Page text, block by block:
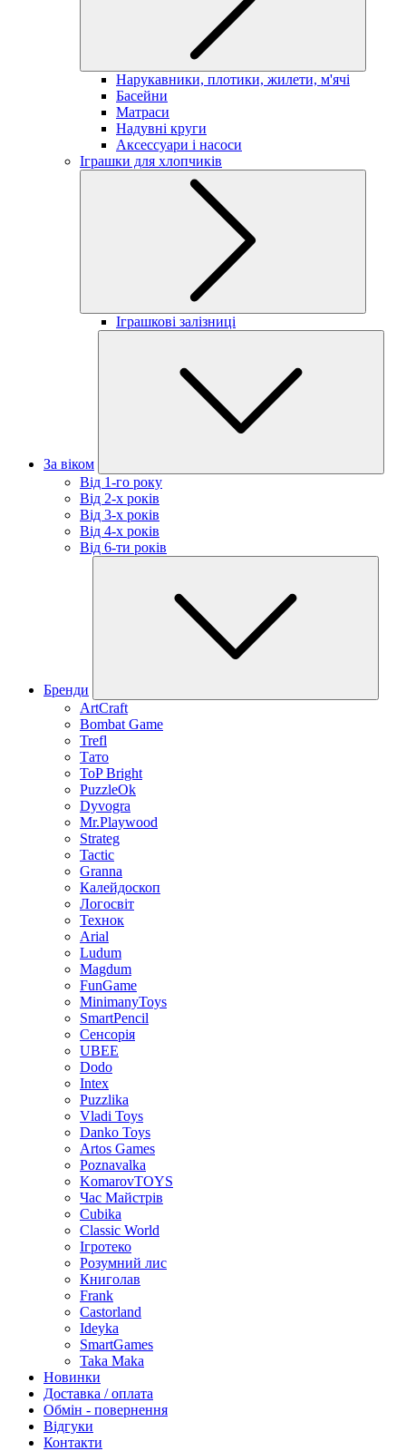
Нарукавники, плотики, жилети, м'ячі
Басейни
Матраси
Надувні круги
Аксессуари і насоси
Іграшки для хлопчиків
Іграшкові залізниці
За віком
Від 1-го року
Від 2-х років
Від 3-х років
Від 4-х років
Від 6-ти років
Бренди
ArtCraft
Bombat Game
Trefl
Тато
ToP Bright
PuzzleOk
Dyvogra
Mr.Playwood
Strateg
Tactic
Granna
Калейдоскоп
Логосвіт
Технок
Arial
Ludum
Magdum
FunGame
MinimanyToys
SmartPencil
Сенсорія
UBEE
Dodo
Intex
Puzzlika
Vladi Toys
Danko Toys
Artos Games
Poznavalka
KomarovTOYS
Час Майстрів
Cubika
Classic World
Ігротеко
Розумний лис
Книголав
Frank
Castorland
Ideyka
SmartGames
Taka Maka
Новинки
Доставка / оплата
Обмін - повернення
Відгуки
Контакти